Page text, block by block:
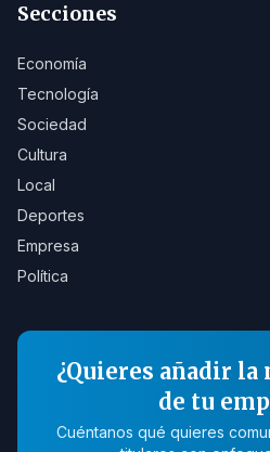
Secciones
Economía
Tecnología
Sociedad
Cultura
Local
Deportes
Empresa
Política
¿Quieres añadir la
de tu
Cuéntanos qué quieres